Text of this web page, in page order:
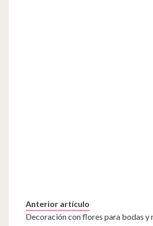
Anterior artículo
Decoración con flores para bodas y